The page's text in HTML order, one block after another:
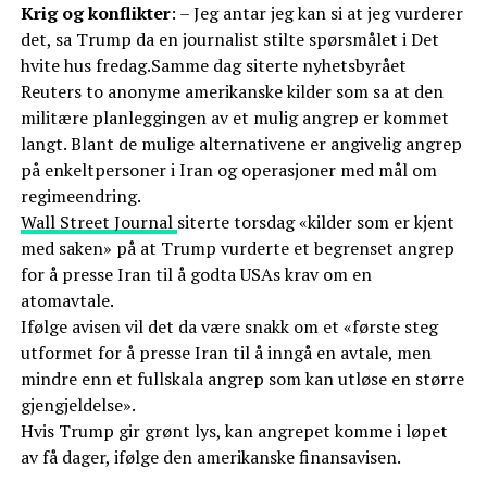
Krig og konflikter: – Jeg antar jeg kan si at jeg vurderer
det, sa Trump da en journalist stilte spørsmålet i Det
hvite hus fredag.Samme dag siterte nyhetsbyrået
Reuters to anonyme amerikanske kilder som sa at den
militære planleggingen av et mulig angrep er kommet
langt. Blant de mulige alternativene er angivelig angrep
på enkeltpersoner i Iran og operasjoner med mål om
regimeendring.
Wall Street Journal siterte torsdag «kilder som er kjent
med saken» på at Trump vurderte et begrenset angrep
for å presse Iran til å godta USAs krav om en
atomavtale.
Ifølge avisen vil det da være snakk om et «første steg
utformet for å presse Iran til å inngå en avtale, men
mindre enn et fullskala angrep som kan utløse en større
gjengjeldelse».
Hvis Trump gir grønt lys, kan angrepet komme i løpet
av få dager, ifølge den amerikanske finansavisen.